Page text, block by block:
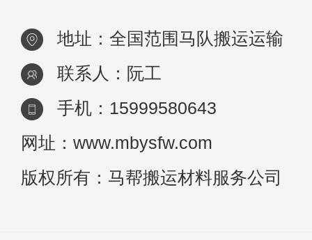
地址：全国范围马队搬运运输
联系人：阮工
手机：15999580643
网址：www.mbysfw.com
版权所有：马帮搬运材料服务公司